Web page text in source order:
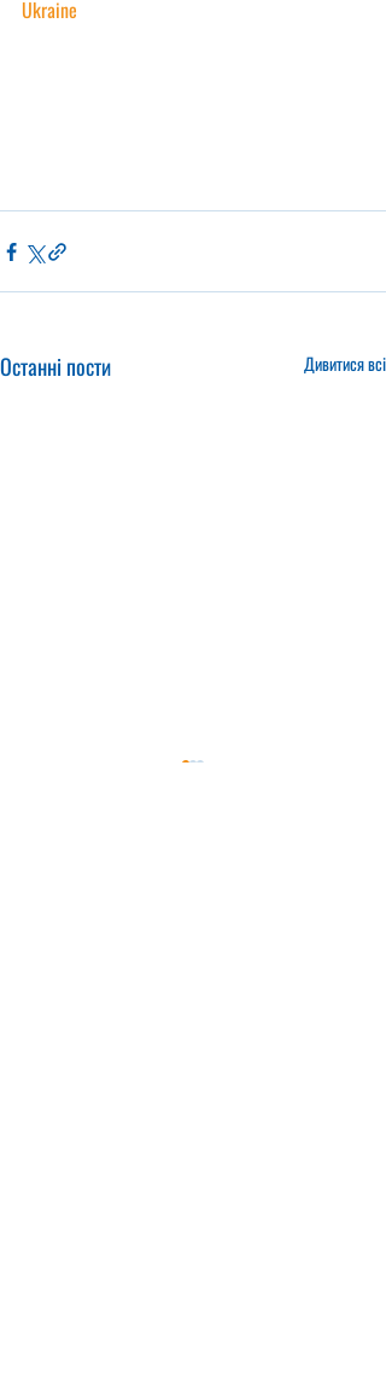
Ukraine
Останні пости Дивитися всі